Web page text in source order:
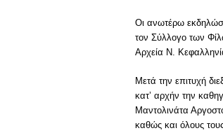
Οι ανωτέρω
τον Σύλλογο των
Αρχεία Ν.
Μετά την επιτυχή
κατ’ αρχήν την
Μαντολινάτα
καθώς και όλους